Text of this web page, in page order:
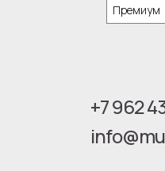
Премиум
+7 962